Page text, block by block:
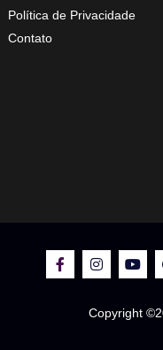
Política de Privacidade
Contato
Copyright